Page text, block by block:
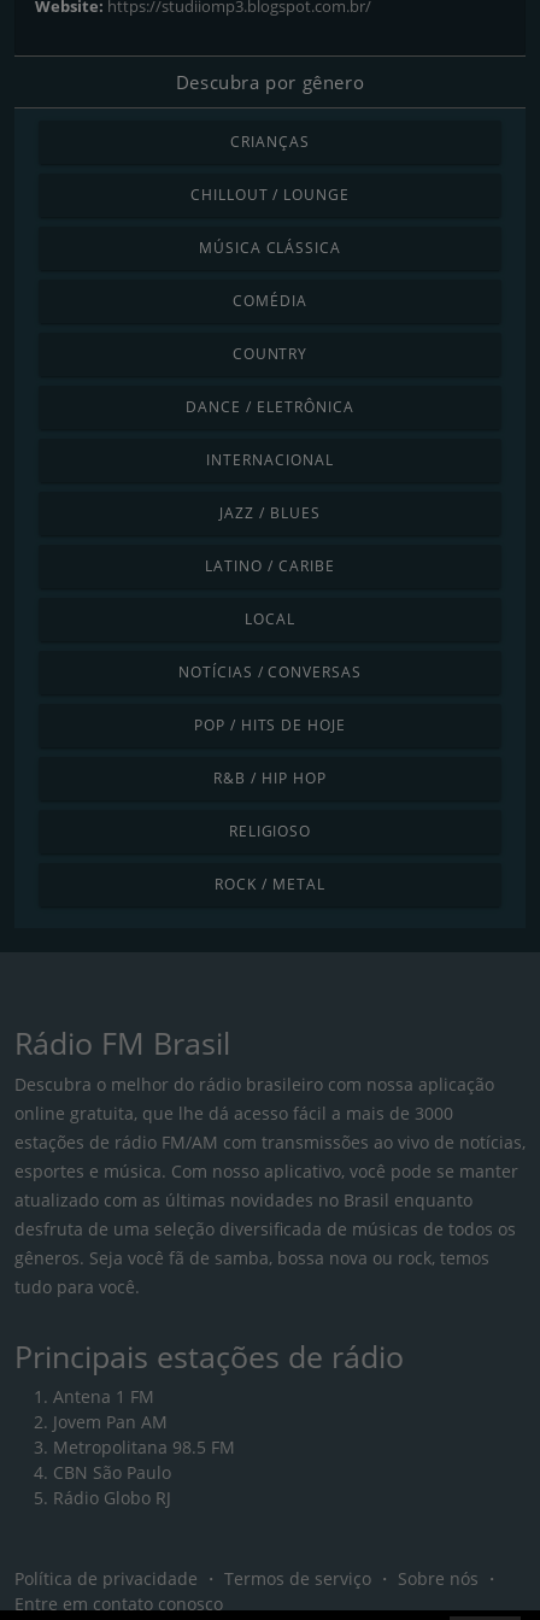
Website: https://studiiomp3.blogspot.com.br/
Descubra por gênero
CRIANÇAS
CHILLOUT / LOUNGE
MÚSICA CLÁSSICA
COMÉDIA
COUNTRY
DANCE / ELETRÔNICA
INTERNACIONAL
JAZZ / BLUES
LATINO / CARIBE
LOCAL
NOTÍCIAS / CONVERSAS
POP / HITS DE HOJE
R&B / HIP HOP
RELIGIOSO
ROCK / METAL
Rádio FM Brasil
Descubra o melhor do rádio brasileiro com nossa aplicação
online gratuita, que lhe dá acesso fácil a mais de 3000
estações de rádio FM/AM com transmissões ao vivo de notícias,
esportes e música. Com nosso aplicativo, você pode se manter
atualizado com as últimas novidades no Brasil enquanto
desfruta de uma seleção diversificada de músicas de todos os
gêneros. Seja você fã de samba, bossa nova ou rock, temos
tudo para você.
Principais estações de rádio
Antena 1 FM
Jovem Pan AM
Metropolitana 98.5 FM
CBN São Paulo
Rádio Globo RJ
Política de privacidade ・ Termos de serviço ・ Sobre nós ・
Entre em contato conosco